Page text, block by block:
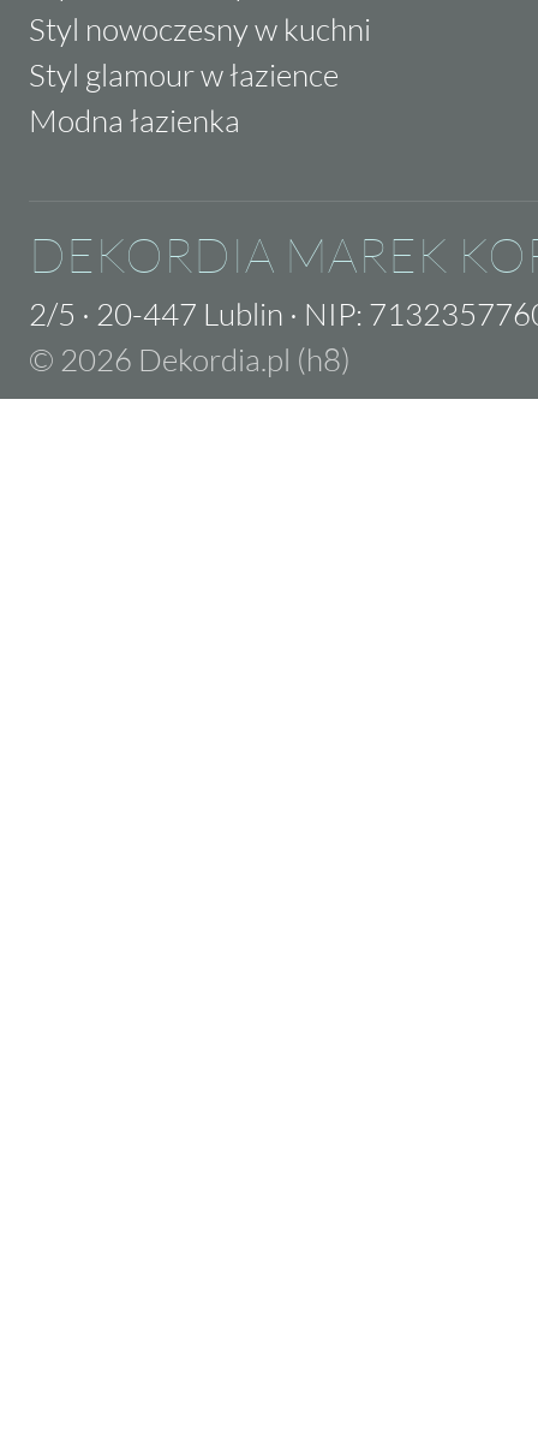
Styl nowoczesny w kuchni
Styl glamour w łazience
Modna łazienka
DEKORDIA MAREK
2/5 · 20-447 Lublin · NIP:
© 2026 Dekordia.pl (h8)